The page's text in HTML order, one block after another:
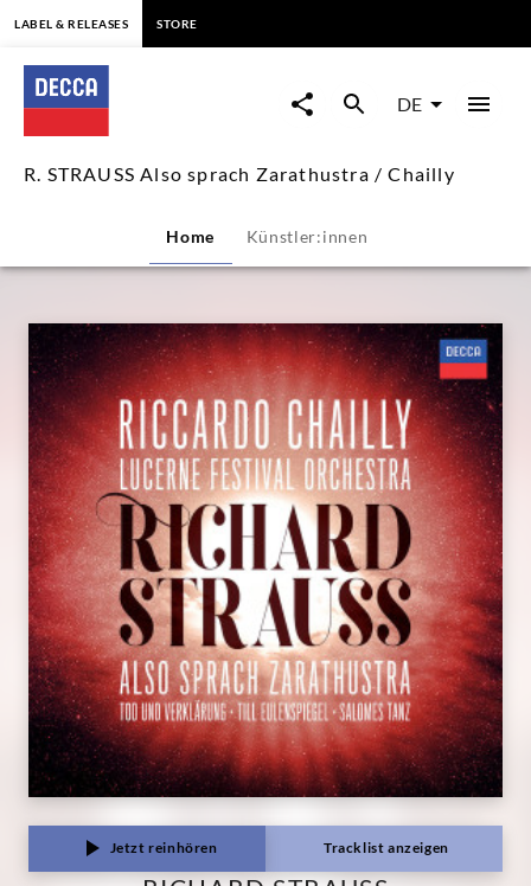
R.
STRAUSS
Also
Zarathustra
Chailly
Decca
Classics
LABEL & RELEASES STORE
DE
R. STRAUSS Also sprach Zarathustra / Chailly
Home Künstler:innen
Jetzt reinhören Tracklist anzeigen